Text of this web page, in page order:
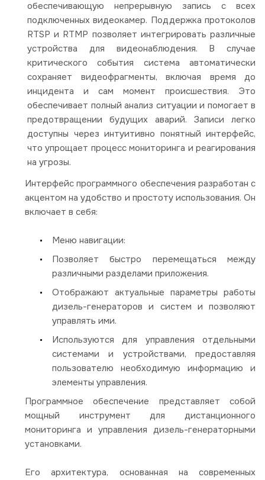
обеспечивающую непрерывную запись с всех
подключенных видеокамер. Поддержка протоколов
RTSP и RTMP позволяет интегрировать различные
устройства для видеонаблюдения. В случае
критического события система автоматически
сохраняет видеофрагменты, включая время до
инцидента и сам момент происшествия. Это
обеспечивает полный анализ ситуации и помогает в
предотвращении будущих аварий. Записи легко
доступны через интуитивно понятный интерфейс,
что упрощает процесс мониторинга и реагирования
на угрозы.
Интерфейс программного обеспечения разработан с
акцентом на удобство и простоту использования. Он
включает в себя:
Меню навигации:
Позволяет быстро перемещаться между
различными разделами приложения.
Отображают актуальные параметры работы
дизель-генераторов и систем и позволяют
управлять ими.
Используются для управления отдельными
системами и устройствами, предоставляя
пользователю необходимую информацию и
элементы управления.
Программное обеспечение представляет собой
мощный инструмент для дистанционного
мониторинга и управления дизель-генераторными
установками.
Его архитектура, основанная на современных